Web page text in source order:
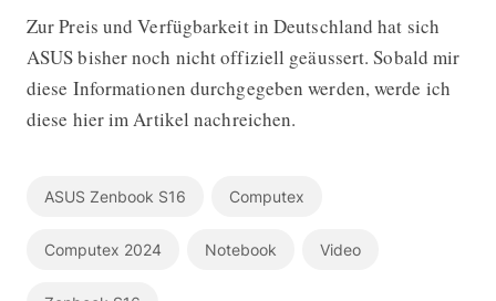
Zur Preis und Verfügbarkeit in Deutschland hat sich
ASUS bisher noch nicht offiziell geäussert. Sobald mir
diese Informationen durchgegeben werden, werde ich
diese hier im Artikel nachreichen.
ASUS Zenbook S16 Computex
Computex 2024 Notebook Video